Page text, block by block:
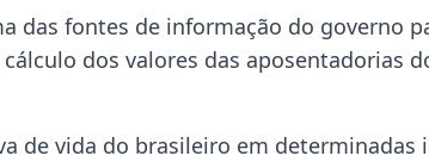
das fontes de informação do governo
dos valores das aposentadorias
de vida do brasileiro em determinadas